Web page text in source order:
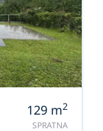
129 m2
SPRATNA